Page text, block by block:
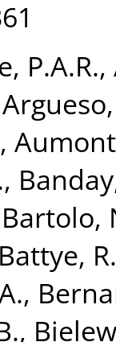
P.A.R.,
,
,
Bartolo,
Battye, R.
,
,